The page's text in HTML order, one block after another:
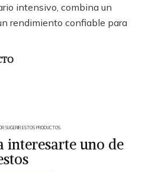
intensivo, combina un
rendimiento confiable para
SUGERIR ESTOS PRODUCTOS.
interesarte uno de